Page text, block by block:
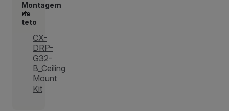
Montagem
no
teto
CX-
DRP-
G32-
B_Ceiling
Mount
Kit